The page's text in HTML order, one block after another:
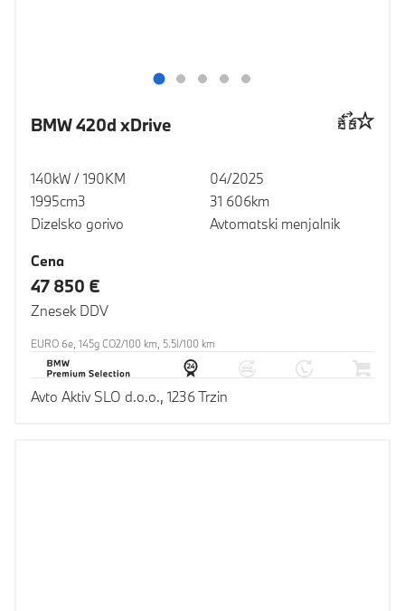
BMW 420d xDrive
140kW / 190KM
1995cm3
Dizelsko gorivo
04/2025
31 606km
Avtomatski menjalnik
Cena
47 850 €
Znesek DDV
EURO 6e, 145g CO2/100 km, 5.5l/100 km
Avto Aktiv SLO d.o.o., 1236 Trzin